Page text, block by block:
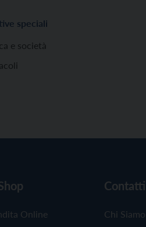
speciali
e società
Online
Contatti
Chi Siamo